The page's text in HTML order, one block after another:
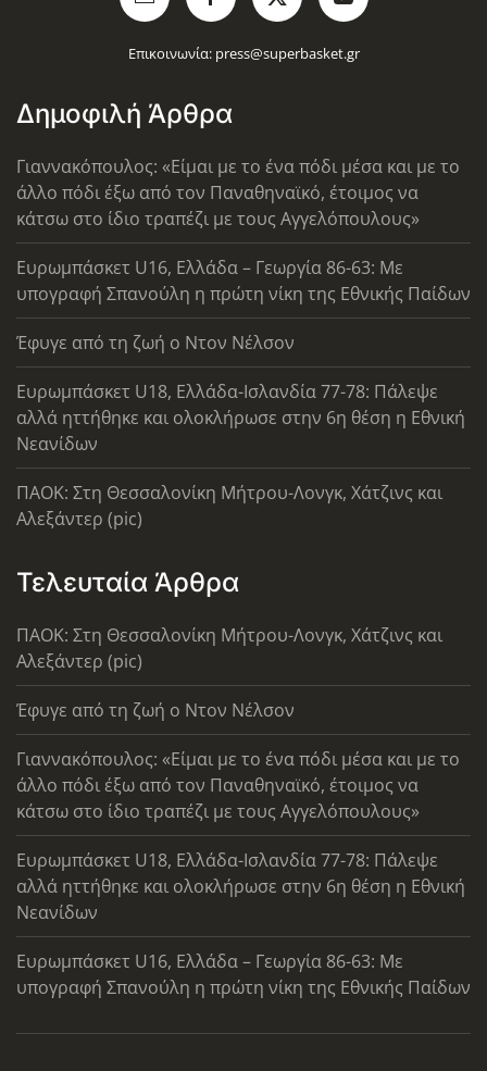
Επικοινωνία: press@superbasket.gr
Δημοφιλή Άρθρα
Γιαννακόπουλος: «Είμαι με το ένα πόδι μέσα και με το
άλλο πόδι έξω από τον Παναθηναϊκό, έτοιμος να
κάτσω στο ίδιο τραπέζι με τους Αγγελόπουλους»
Ευρωμπάσκετ U16, Ελλάδα – Γεωργία 86-63: Με
υπογραφή Σπανούλη η πρώτη νίκη της Εθνικής Παίδων
Έφυγε από τη ζωή ο Ντον Νέλσον
Ευρωμπάσκετ U18, Ελλάδα-Ισλανδία 77-78: Πάλεψε
αλλά ηττήθηκε και ολοκλήρωσε στην 6η θέση η Εθνική
Νεανίδων
ΠΑΟΚ: Στη Θεσσαλονίκη Μήτρου-Λονγκ, Χάτζινς και
Αλεξάντερ (pic)
Τελευταία Άρθρα
ΠΑΟΚ: Στη Θεσσαλονίκη Μήτρου-Λονγκ, Χάτζινς και
Αλεξάντερ (pic)
Έφυγε από τη ζωή ο Ντον Νέλσον
Γιαννακόπουλος: «Είμαι με το ένα πόδι μέσα και με το
άλλο πόδι έξω από τον Παναθηναϊκό, έτοιμος να
κάτσω στο ίδιο τραπέζι με τους Αγγελόπουλους»
Ευρωμπάσκετ U18, Ελλάδα-Ισλανδία 77-78: Πάλεψε
αλλά ηττήθηκε και ολοκλήρωσε στην 6η θέση η Εθνική
Νεανίδων
Ευρωμπάσκετ U16, Ελλάδα – Γεωργία 86-63: Με
υπογραφή Σπανούλη η πρώτη νίκη της Εθνικής Παίδων